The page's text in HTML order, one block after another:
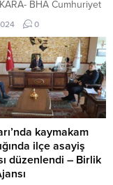
BHA Cumhuriyet
Ankara Büyükşehir
Adayı Mansur
Laf Çok İş” sloganıyla
31 Mart 2024 Mahalli
çalışmalarını
Yavaş,
Kahramankazan’ın
ilçesinde
Merkezi’ni
CHP’nin Yenimahalle
0
kaymakam
ilçe asayiş
düzenlendi – Birlik